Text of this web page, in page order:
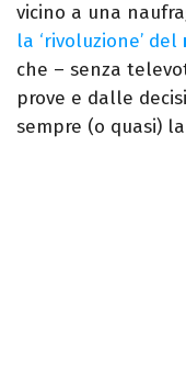
vicino a una
la ‘rivoluzione’ del
che – senza
prove e dalle
sempre (o quasi)